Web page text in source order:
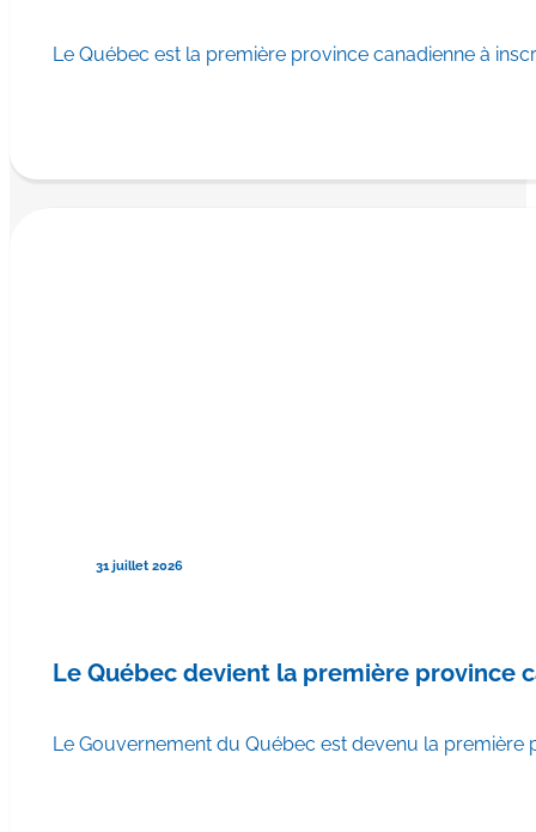
Le Québec est la première province canadienne à
31 juillet 2026
Le Québec devient la première province
Le Gouvernement du Québec est devenu la première